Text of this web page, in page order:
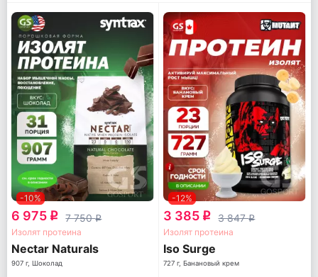
-10%
6 975 q 7 750q
Изолят протеина
Nectar Naturals
907 г, Шоколад
-12%
3 385 q 3 847q
Изолят протеина
Iso Surge
727 г, Банановый крем